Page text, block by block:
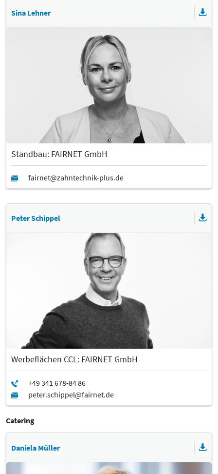
Sina Lehner
Standbau: FAIRNET GmbH
Peter Schippel
Werbeflächen CCL: FAIRNET GmbH
Catering
Daniela Müller